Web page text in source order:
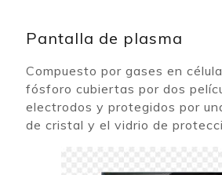
Pantalla de plasma
Compuesto por gases en
fósforo cubiertas por dos
electrodos y protegidos por
de cristal y el vidrio de